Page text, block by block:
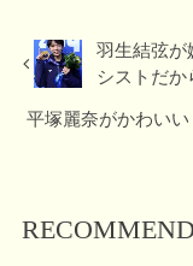
羽生結弦が
シストだか
平塚麗奈がかわい
RECOMMEND